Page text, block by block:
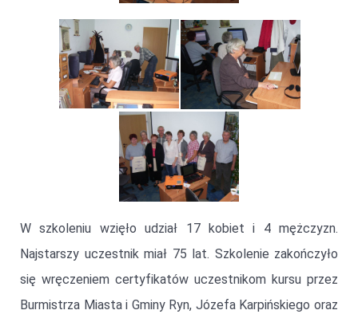
W szkoleniu wzięło udział 17 kobiet i 4 mężczyzn.
Najstarszy uczestnik miał 75 lat. Szkolenie zakończyło
się wręczeniem certyfikatów uczestnikom kursu przez
Burmistrza Miasta i Gminy Ryn, Józefa Karpińskiego oraz